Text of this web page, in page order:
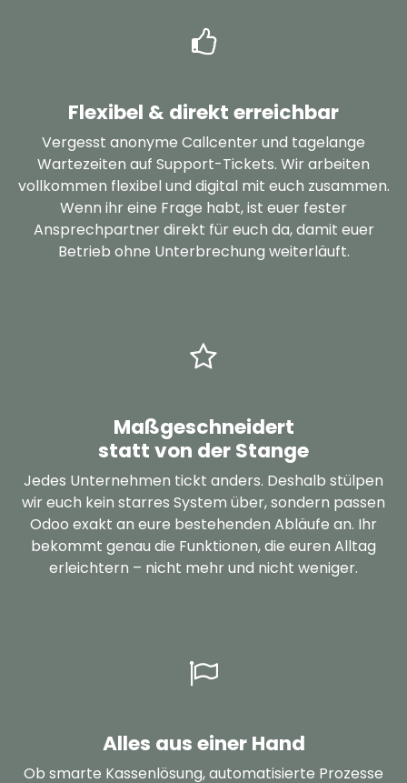
Flexibel & direkt erreichbar
Vergesst anonyme Callcenter und tagelange
Wartezeiten auf Support-Tickets. Wir arbeiten
vollkommen flexibel und digital mit euch zusammen.
Wenn ihr eine Frage habt, ist euer fester
Ansprechpartner direkt für euch da, damit euer
Betrieb ohne Unterbrechung weiterläuft.
Maßgeschneidert
statt von der Stange
Jedes Unternehmen tickt anders. Deshalb stülpen
wir euch kein starres System über, sondern passen
Odoo exakt an eure bestehenden Abläufe an. Ihr
bekommt genau die Funktionen, die euren Alltag
erleichtern – nicht mehr und nicht weniger.
Alles aus einer Hand
Ob smarte Kassenlösung, automatisierte Prozesse